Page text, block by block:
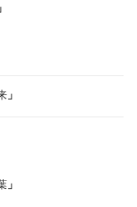
」
」
」